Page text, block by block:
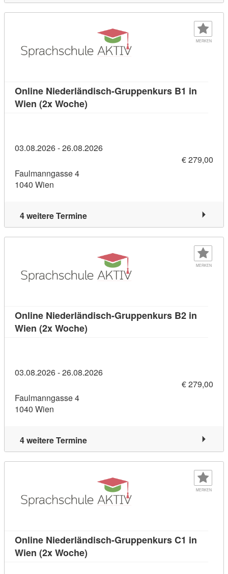
MERKEN
Online Niederländisch-Gruppenkurs B1 in
Wien (2x Woche)
03.08.2026 - 26.08.2026
€ 279,00
Faulmanngasse 4
1040 Wien
4 weitere Termine
MERKEN
Online Niederländisch-Gruppenkurs B2 in
Wien (2x Woche)
03.08.2026 - 26.08.2026
€ 279,00
Faulmanngasse 4
1040 Wien
4 weitere Termine
MERKEN
Online Niederländisch-Gruppenkurs C1 in
Wien (2x Woche)